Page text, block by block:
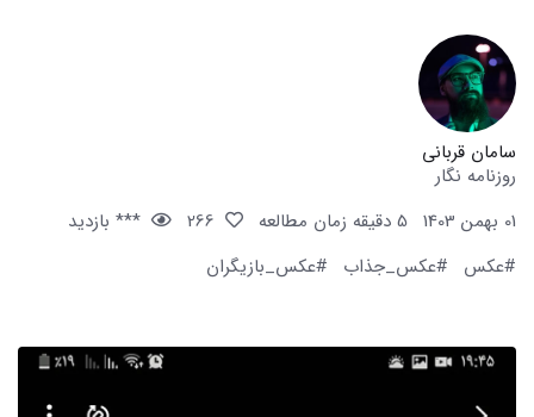
سامان قربانی
روزنامه نگار
01 بهمن 1403
5 دقیقه زمان مطالعه
*** بازدید
#عکس
#عکس_جذاب #عکس_بازیگران